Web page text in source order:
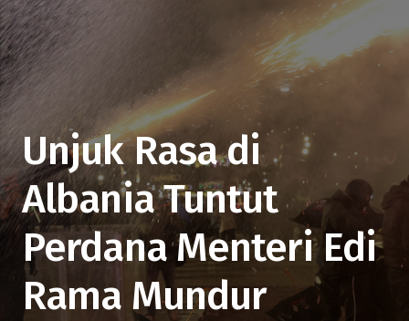
Unjuk Rasa di
Albania Tuntut
Perdana Menteri Edi
Rama Mundur